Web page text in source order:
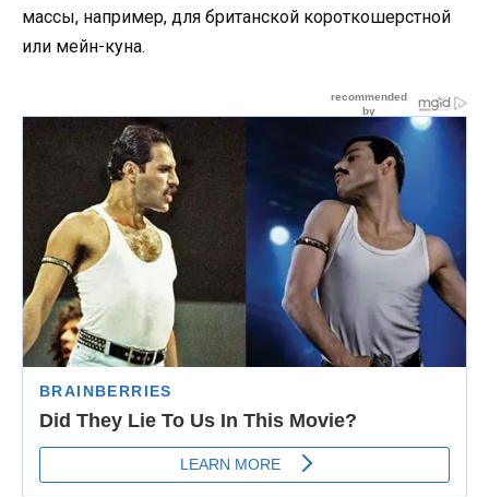
массы, например, для британской короткошерстной
или мейн-куна.